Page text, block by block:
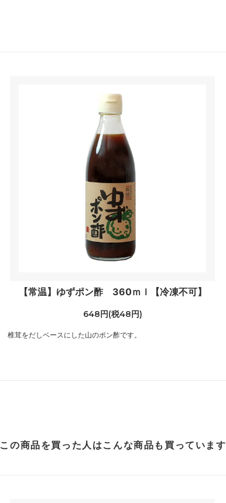
【常温】ゆずポン酢 360ｍｌ【冷凍不可】
648円(税48円)
椎茸をだしベースにした山のポン酢です。
この商品を買った人は こんな商品も買っています